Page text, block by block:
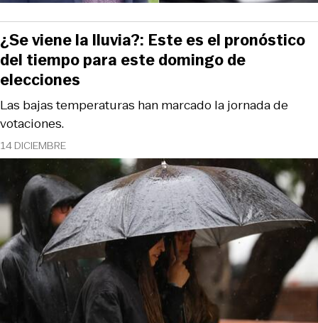
14 DICIEMBRE
Las bajas temperaturas han marcado la jornada de
votaciones.
¿Se viene la lluvia?: Este es el pronóstico
del tiempo para este domingo de
elecciones